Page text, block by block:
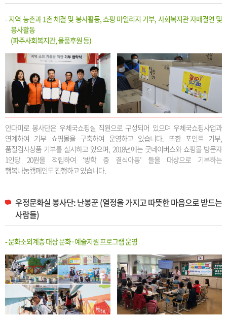
- 지역 농촌과 1촌 체결 및 봉사활동, 쇼핑 마일리지 기부, 사회복지관 자매결연 및
봉사활동
(파주사회복지관, 물품후원 등)
안다미로 봉사단은 우체국쇼핑실 직원으로 구성되어 있으며 우체국쇼핑사업과
연계하여 기부 쇼핑몰을 구축하여 운영하고 있습니다. 또한 포인트 기부,
품질검사상품 기부를 실시하고 있으며, 2018년에는 굿네이버스와 쇼핑몰 방문자
1인당 20원을 적립하여 ‘방학 중 결식아동’ 들을 대상으로 기부하는
행복나눔캠페인도 진행하고 있습니다.
우정문화실 봉사단: 난봉꾼 (열정을 가지고 따뜻한 마음으로 받드는
사람들)
- 문화소외계층 대상 문화·예술지원 프로그램 운영